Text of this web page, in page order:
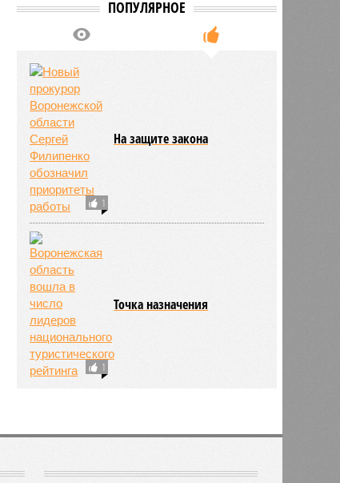
ПОПУЛЯРНОЕ
1
На защите закона
1
Точка назначения